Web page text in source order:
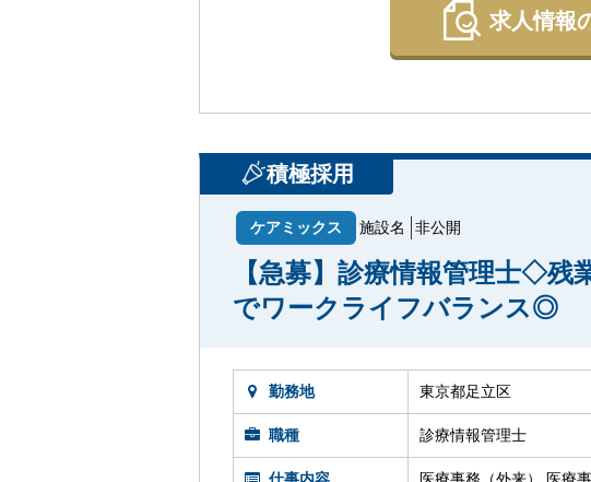
求人情報
積極採用
ケアミックス 施設名 非公開
【急募】診療情報管理士◇残
でワークライフバランス◎
勤務地 東京都足立区
職種 診療情報管理士